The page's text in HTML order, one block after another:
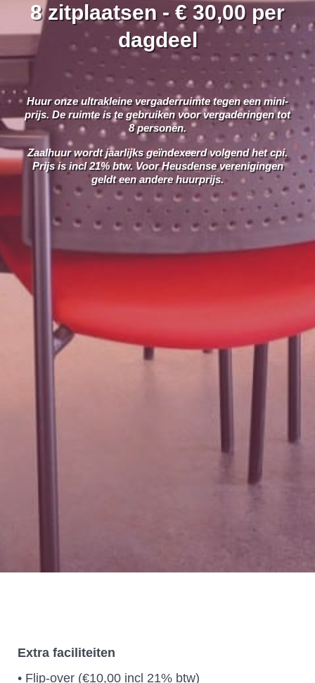
8 zitplaatsen - € 30,00 per
dagdeel
Huur onze ultrakleine vergaderruimte tegen een mini-
prijs. De ruimte is te gebruiken voor vergaderingen tot
8 personen.
Zaalhuur wordt jaarlijks geïndexeerd volgend het cpi.
Prijs is incl 21% btw. Voor Heusdense verenigingen
geldt een andere huurprijs.
Extra faciliteiten
• Flip-over (€10,00 incl 21% btw)